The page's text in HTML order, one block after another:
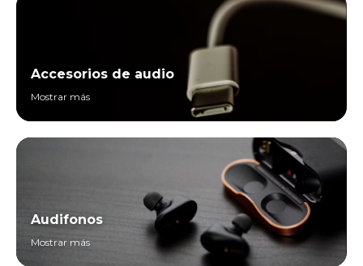
Accesorios de audio
Mostrar más
Audifonos
Mostrar más